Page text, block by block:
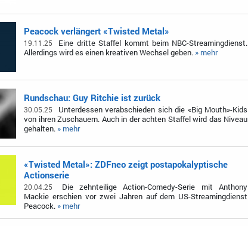
Peacock verlängert «Twisted Metal»
19.11.25
Eine dritte Staffel kommt beim NBC-Streamingdienst.
Allerdings wird es einen kreativen Wechsel geben. » mehr
Rundschau: Guy Ritchie ist zurück
30.05.25
Unterdessen verabschieden sich die «Big Mouth»-Kids
von ihren Zuschauern. Auch in der achten Staffel wird das Niveau
gehalten. » mehr
«Twisted Metal»: ZDFneo zeigt postapokalyptische
Actionserie
20.04.25
Die zehnteilige Action-Comedy-Serie mit Anthony
Mackie erschien vor zwei Jahren auf dem US-Streamingdienst
Peacock. » mehr